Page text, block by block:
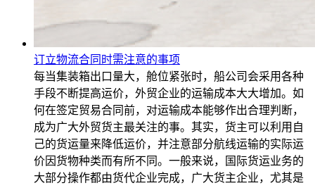
订立物流合同时需注意的事项
每当集装箱出口量大，舱位紧张时，船公司会采用各种
手段不断提高运价，外贸企业的运输成本大大增加。如
何在签定贸易合同前，对运输成本能够作出合理判断，
成为广大外贸货主最关注的事。其实，货主可以利用自
己的货运量来降低运价，并注意部分航线运输的实际运
价因货物种类而有所不同。一般来说，国际货运业务的
大部分操作都由货代企业完成，广大货主企业，尤其是